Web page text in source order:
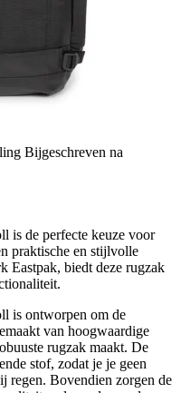
Bijgeschreven na
is de perfecte keuze voor
praktische en stijlvolle
Eastpak, biedt deze rugzak
is ontworpen om de
van hoogwaardige
rugzak maakt. De
stof, zodat je je geen
regen. Bovendien zorgen de